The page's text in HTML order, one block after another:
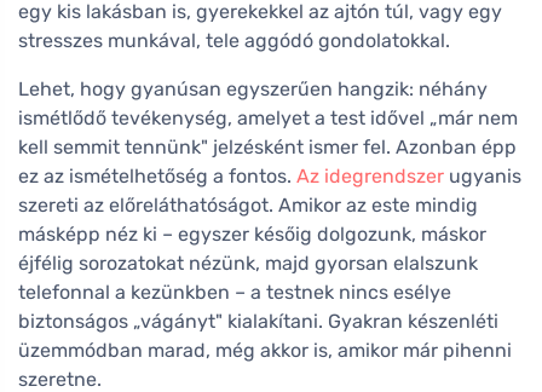
egy kis lakásban is, gyerekekkel az ajtón túl, vagy egy
stresszes munkával, tele aggódó gondolatokkal.
Lehet, hogy gyanúsan egyszerűen hangzik: néhány
ismétlődő tevékenység, amelyet a test idővel „már nem
kell semmit tennünk" jelzésként ismer fel. Azonban épp
ez az ismételhetőség a fontos. Az idegrendszer ugyanis
szereti az előreláthatóságot. Amikor az este mindig
másképp néz ki – egyszer későig dolgozunk, máskor
éjfélig sorozatokat nézünk, majd gyorsan elalszunk
telefonnal a kezünkben – a testnek nincs esélye
biztonságos „vágányt" kialakítani. Gyakran készenléti
üzemmódban marad, még akkor is, amikor már pihenni
szeretne.